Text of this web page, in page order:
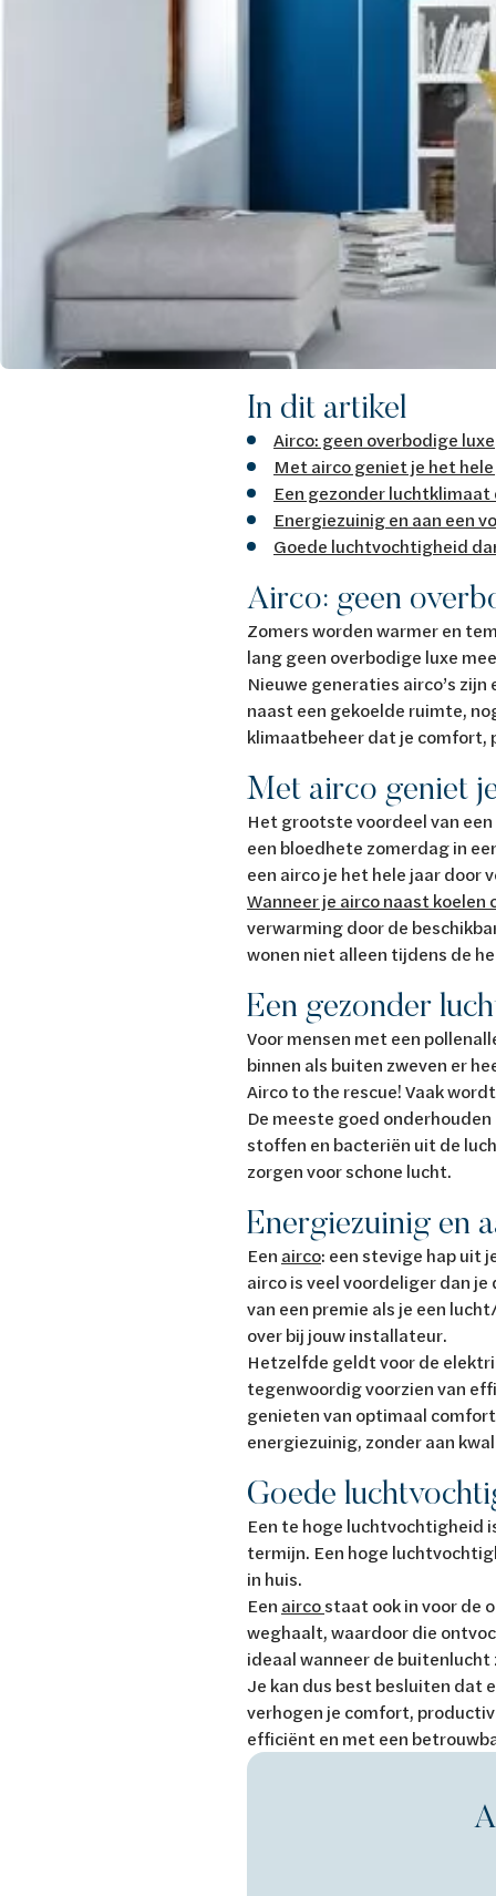
In dit artikel
Airco: geen overbodige luxe
Met airco geniet je het
Een gezonder luchtklimaat
Energiezuinig en aan een
Goede luchtvochtigheid
Airco: geen
Zomers worden warmer en
lang geen overbodige luxe
Nieuwe generaties airco’s
naast een gekoelde ruimte,
klimaatbeheer dat je
Met airco geniet
Het grootste voordeel van een
een bloedhete zomerdag in
een airco je het hele jaar door
Wanneer je airco naast koelen
verwarming door de
wonen niet alleen tijdens de
Een gezonder
Voor mensen met een
binnen als buiten zweven er
Airco to the rescue! Vaak
De meeste goed
stoffen en bacteriën uit de
zorgen voor
Energiezuinig en
Een airco: een stevige hap uit
airco is veel voordeliger dan
van een premie als je een
over bij jouw installateur.
Hetzelfde geldt voor de
tegenwoordig voorzien van
genieten van optimaal
energiezuinig, zonder aan
Goede
Een te hoge luchtvochtigheid
termijn. Een hoge
in huis.
Een aircostaat ook in voor de
weghaalt, waardoor die
ideaal wanneer de
Je kan dus best besluiten dat
verhogen je comfort,
efficiënt en met een